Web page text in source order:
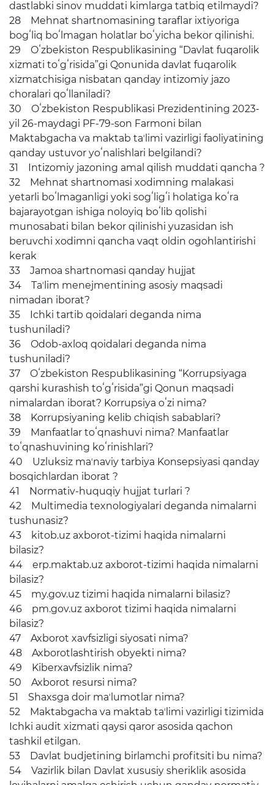
Открытый бюджет
ОТКРЫТЫЕ ДАННЫЕ
(УП-6247)
Набор открытых
документов
Документы
dastlabki sinov muddati kimlarga tatbiq etilmaydi?
28 Mehnat shartnomasining taraflar ixtiyoriga
bogʻliq boʻlmagan holatlar boʻyicha bekor qilinishi.
29 Oʻzbekiston Respublikasining “Davlat fuqarolik
xizmati toʻgʻrisida”gi Qonunida davlat fuqarolik
xizmatchisiga nisbatan qanday intizomiy jazo
choralari qoʻllaniladi?
30 Oʻzbekiston Respublikasi Prezidentining 2023-
yil 26-maydagi PF-79-son Farmoni bilan
Maktabgacha va maktab taʼlimi vazirligi faoliyatining
qanday ustuvor yoʻnalishlari belgilandi?
31 Intizomiy jazoning amal qilish muddati qancha ?
32 Mehnat shartnomasi xodimning malakasi
yetarli boʻlmaganligi yoki sogʻligʻi holatiga koʻra
bajarayotgan ishiga noloyiq boʻlib qolishi
munosabati bilan bekor qilinishi yuzasidan ish
beruvchi xodimni qancha vaqt oldin ogohlantirishi
kerak
33 Jamoa shartnomasi qanday hujjat
34 Taʼlim menejmentining asosiy maqsadi
nimadan iborat?
35 Ichki tartib qoidalari deganda nima
tushuniladi?
36 Odob-axloq qoidalari deganda nima
tushuniladi?
37 Oʻzbekiston Respublikasining “Korrupsiyaga
qarshi kurashish toʻgʻrisida”gi Qonun maqsadi
nimalardan iborat? Korrupsiya oʻzi nima?
38 Korrupsiyaning kelib chiqish sabablari?
39 Manfaatlar toʻqnashuvi nima? Manfaatlar
toʻqnashuvining koʻrinishlari?
40 Uzluksiz maʼnaviy tarbiya Konsepsiyasi qanday
bosqichlardan iborat ?
41 Normativ-huquqiy hujjat turlari ?
42 Multimedia texnologiyalari deganda nimalarni
tushunasiz?
43 kitob.uz axborot-tizimi haqida nimalarni
bilasiz?
44 erp.maktab.uz axborot-tizimi haqida nimalarni
bilasiz?
45 my.gov.uz tizimi haqida nimalarni bilasiz?
46 pm.gov.uz axborot tizimi haqida nimalarni
bilasiz?
47 Axborot xavfsizligi siyosati nima?
48 Axborotlashtirish obyekti nima?
49 Kiberxavfsizlik nima?
50 Axborot resursi nima?
51 Shaxsga doir maʼlumotlar nima?
52 Maktabgacha va maktab taʼlimi vazirligi tizimida
Ichki audit xizmati qaysi qaror asosida qachon
tashkil etilgan.
53 Davlat budjetining birlamchi profitsiti bu nima?
54 Vazirlik bilan Davlat xususiy sheriklik asosida